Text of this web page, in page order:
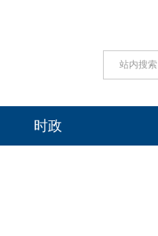
站内搜索
时政